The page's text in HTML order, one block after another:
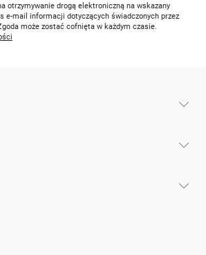
otrzymywanie drogą elektroniczną na wskazany
e-mail informacji dotyczących świadczonych przez
może zostać cofnięta w każdym czasie.